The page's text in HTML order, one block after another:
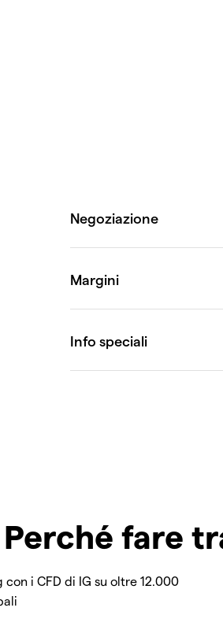
Perché fare
con i CFD di IG su oltre 12.000